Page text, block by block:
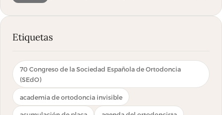
Etiquetas
70 Congreso de la Sociedad Española de Ortodoncia
(SEdO)
academia de ortodoncia invisible